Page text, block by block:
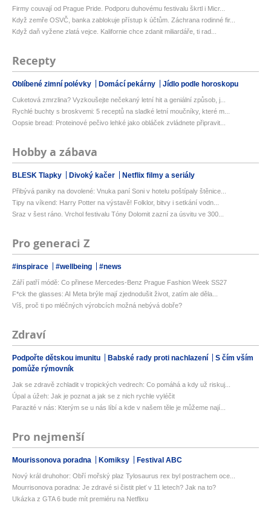
Firmy couvají od Prague Pride. Podporu duhovému festivalu škrtl i Micr...
Když zemře OSVČ, banka zablokuje přístup k účtům. Záchrana rodinné fir...
Když daň vyžene zlatá vejce. Kalifornie chce zdanit miliardáře, ti rad...
Recepty
Oblíbené zimní polévky Domácí pekárny Jídlo podle horoskopu
Cuketová zmrzlina? Vyzkoušejte nečekaný letní hit a geniální způsob, j...
Rychlé buchty s broskvemi: 5 receptů na sladké letní moučníky, které m...
Oopsie bread: Proteinové pečivo lehké jako obláček zvládnete připravit...
Hobby a zábava
BLESK Tlapky Divoký kačer Netflix filmy a seriály
Přibývá paniky na dovolené: Vnuka paní Soni v hotelu poštípaly štěnice...
Tipy na víkend: Harry Potter na výstavě! Folklor, bitvy i setkání vodn...
Sraz v šest ráno. Vrchol festivalu Tóny Dolomit zazní za úsvitu ve 300...
Pro generaci Z
#inspirace #wellbeing #news
Září patří módě: Co přinese Mercedes-Benz Prague Fashion Week SS27
F*ck the glasses: AI Meta brýle mají zjednodušit život, zatím ale děla...
Víš, proč ti po mléčných výrobcích možná nebývá dobře?
Zdraví
Podpořte dětskou imunitu Babské rady proti nachlazení
S čím vším
pomůže rýmovník
Jak se zdravě zchladit v tropických vedrech: Co pomáhá a kdy už riskuj...
Úpal a úžeh: Jak je poznat a jak se z nich rychle vyléčit
Parazité v nás: Kterým se u nás líbí a kde v našem těle je můžeme nají...
Pro nejmenší
Mourissonova poradna Komiksy Festival ABC
Nový král druhohor: Obří mořský plaz Tylosaurus rex byl postrachem oce...
Mourrisonova poradna: Je zdravé si čistit pleť v 11 letech? Jak na to?
Ukázka z GTA 6 bude mít premiéru na Netflixu